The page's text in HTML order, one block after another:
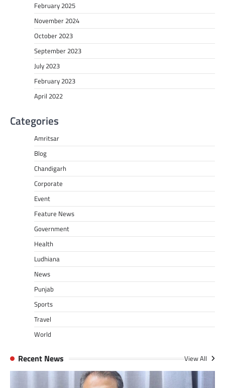
February 2025
November 2024
October 2023
September 2023
July 2023
February 2023
April 2022
Categories
Amritsar
Blog
Chandigarh
Corporate
Event
Feature News
Government
Health
Ludhiana
News
Punjab
Sports
Travel
World
Recent News View All